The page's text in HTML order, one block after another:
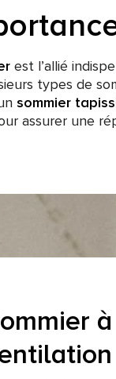
est l’allié
types de
sommier
assurer une